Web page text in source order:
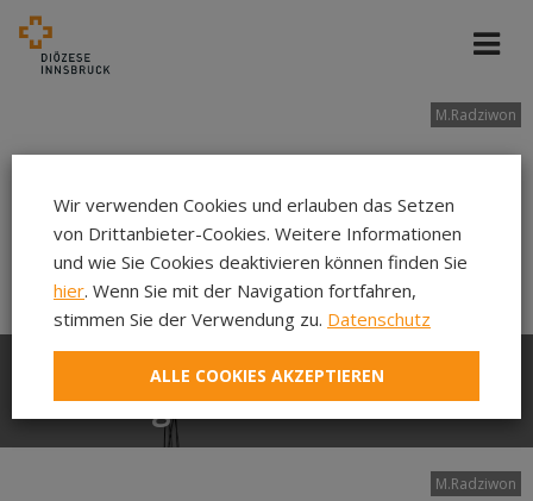
M.Radziwon
Seelsorge im BKH Lienz
M.Radziwon
Wir verwenden Cookies und erlauben das Setzen
von Drittanbieter-Cookies. Weitere Informationen
und wie Sie Cookies deaktivieren können finden Sie
hier. Wenn Sie mit der Navigation fortfahren,
stimmen Sie der Verwendung zu. Datenschutz
ALLE COOKIES AKZEPTIEREN